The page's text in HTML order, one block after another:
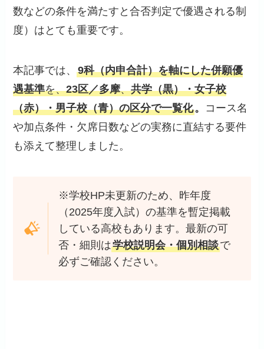
数などの条件を満たすと合否判定で優遇される制
度）はとても重要です。
本記事では、9科（内申合計）を軸にした併願優
遇基準を、23区／多摩、共学（黒）・女子校
（赤）・男子校（青）の区分で一覧化。 コース名
や加点条件・欠席日数などの実務に直結する要件
も添えて整理しました。
※学校HP未更新のため、昨年度
（2025年度入試）の基準を暫定掲載
している高校もあります。最新の可
否・細則は学校説明会・個別相談で
必ずご確認ください。